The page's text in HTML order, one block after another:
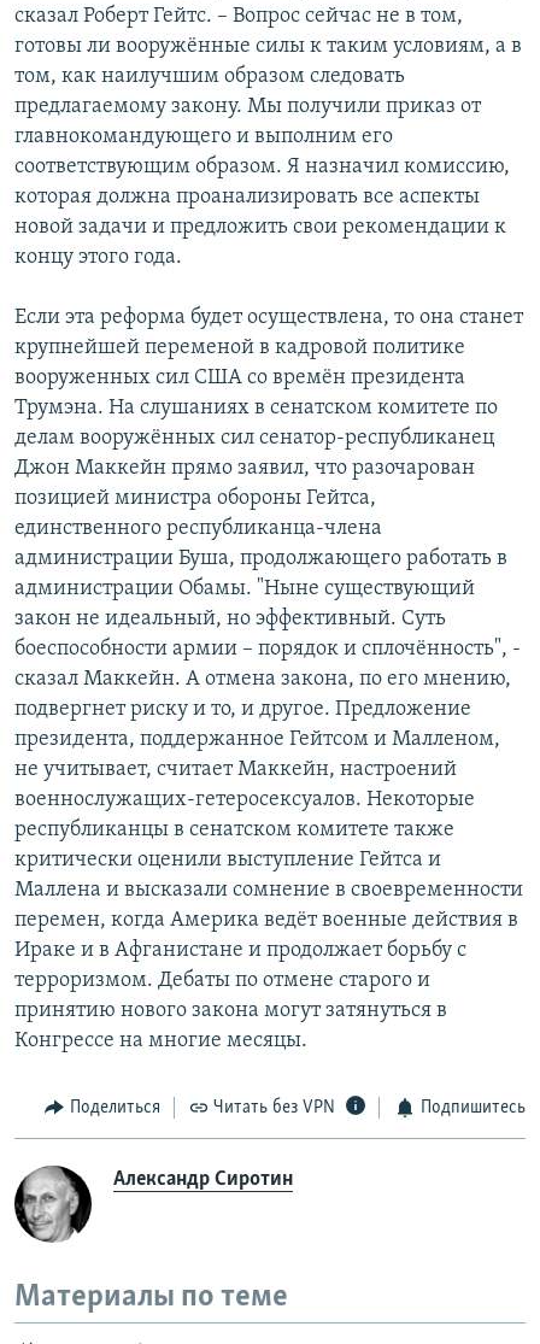
сказал Роберт Гейтс. – Вопрос сейчас не в том,
готовы ли вооружённые силы к таким условиям, а в
том, как наилучшим образом следовать
предлагаемому закону. Мы получили приказ от
главнокомандующего и выполним его
соответствующим образом. Я назначил комиссию,
которая должна проанализировать все аспекты
новой задачи и предложить свои рекомендации к
концу этого года.
Если эта реформа будет осуществлена, то она станет
крупнейшей переменой в кадровой политике
вооруженных сил США со времён президента
Трумэна. На слушаниях в сенатском комитете по
делам вооружённых сил сенатор-республиканец
Джон Маккейн прямо заявил, что разочарован
позицией министра обороны Гейтса,
единственного республиканца-члена
администрации Буша, продолжающего работать в
администрации Обамы. "Ныне существующий
закон не идеальный, но эффективный. Суть
боеспособности армии – порядок и сплочённость", -
сказал Маккейн. А отмена закона, по его мнению,
подвергнет риску и то, и другое. Предложение
президента, поддержанное Гейтсом и Малленом,
не учитывает, считает Маккейн, настроений
военнослужащих-гетеросексуалов. Некоторые
республиканцы в сенатском комитете также
критически оценили выступление Гейтса и
Маллена и высказали сомнение в своевременности
перемен, когда Америка ведёт военные действия в
Ираке и в Афганистане и продолжает борьбу с
терроризмом. Дебаты по отмене старого и
принятию нового закона могут затянуться в
Конгрессе на многие месяцы.
Поделиться Читать без VPN Подпишитесь
Александр Сиротин
Материалы по теме